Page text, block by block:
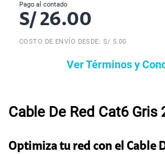
Pago al contado
S/ 26.00
COSTO DE ENVÍO DESDE: S/ 5.00
Ver Términos y
Cable De Red Cat6 Gris
Optimiza tu red con el Cable